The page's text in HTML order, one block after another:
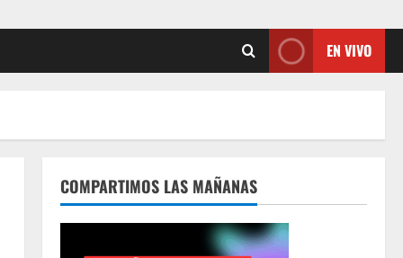
EN VIVO
COMPARTIMOS LAS MAÑANAS